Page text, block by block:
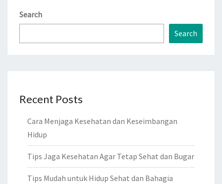
Search
Search
Recent Posts
Cara Menjaga Kesehatan dan Keseimbangan
Hidup
Tips Jaga Kesehatan Agar Tetap Sehat dan Bugar
Tips Mudah untuk Hidup Sehat dan Bahagia